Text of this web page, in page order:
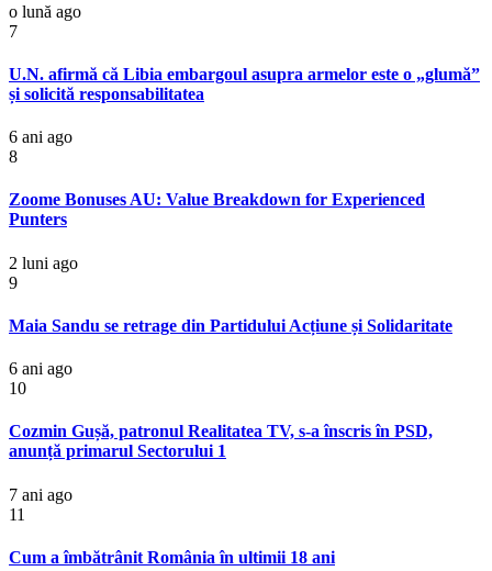
o lună ago
7
U.N. afirmă că Libia embargoul asupra armelor este o „glumă”
și solicită responsabilitatea
6 ani ago
8
Zoome Bonuses AU: Value Breakdown for Experienced
Punters
2 luni ago
9
Maia Sandu se retrage din Partidului Acțiune și Solidaritate
6 ani ago
10
Cozmin Gușă, patronul Realitatea TV, s-a înscris în PSD,
anunță primarul Sectorului 1
7 ani ago
11
Cum a îmbătrânit România în ultimii 18 ani